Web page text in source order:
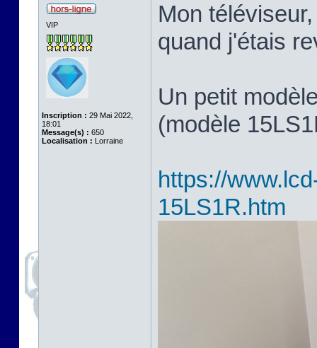
VIP
Inscription : 29 Mai 2022,
18:01
Message(s) : 650
Localisation : Lorraine
Mon
quand j'étais
Un petit
(modèle
https://
15LS1R.htm